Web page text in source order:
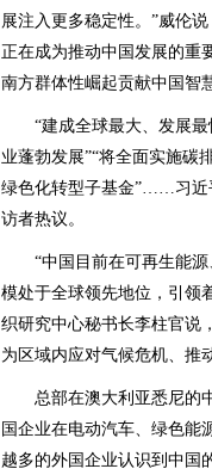
展注入更多稳定性。”威伦
正在成为推动中国发展的重
南方群体性崛起贡献中国智慧
“建成全球最大、发展最
业蓬勃发展”“将全面实施碳
绿色化转型子基金”……习近
访者热议。
“中国目前在可再生能源
模处于全球领先地位，引领
织研究中心秘书长李柱官说
为区域内应对气候危机、推
总部在澳大利亚悉尼的中
国企业在电动汽车、绿色能
越多的外国企业认识到中国